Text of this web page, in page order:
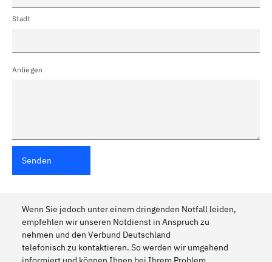
Stadt
Anliegen
Senden
Wenn Sie jedoch unter einem dringenden Notfall leiden,
empfehlen wir unseren Notdienst in Anspruch zu
nehmen und den Verbund Deutschland
telefonisch zu kontaktieren. So werden wir umgehend